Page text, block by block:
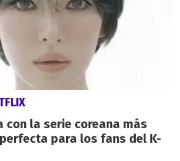
con la serie coreana más
para los fans del K-